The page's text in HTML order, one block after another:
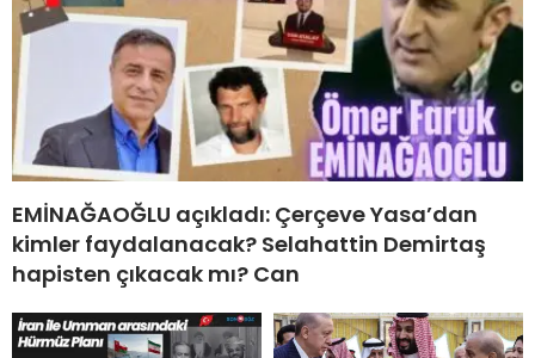
EMİNAĞAOĞLU açıkladı: Çerçeve Yasa’dan
kimler faydalanacak? Selahattin Demirtaş
hapisten çıkacak mı? Can